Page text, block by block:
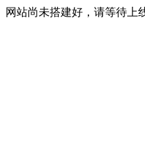
网站尚未搭建好，请等待上